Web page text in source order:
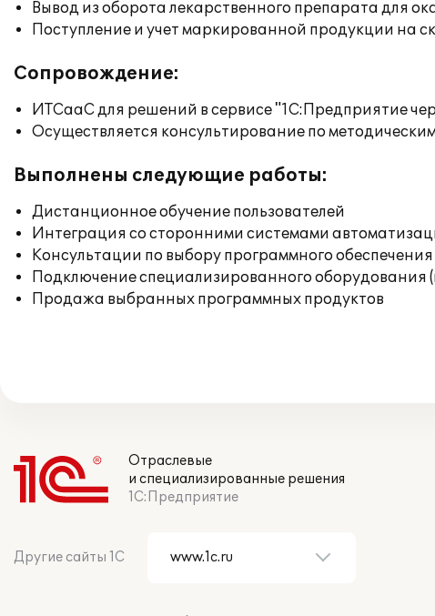
Вывод из оборота лекарственного препарата для
Поступление и учет маркированной продукции на
Сопровождение:
ИТСааС для решений в сервисе "1С:Предприятие
Осуществляется консультирование по
Выполнены следующие работы:
Дистанционное обучение пользователей
Интеграция со сторонними системами
Консультации по выбору программного
Подключение специализированного оборудования
Продажа выбранных программных продуктов
Отраслевые
и специализированные решения
1С:Предприятие
Другие сайты 1С